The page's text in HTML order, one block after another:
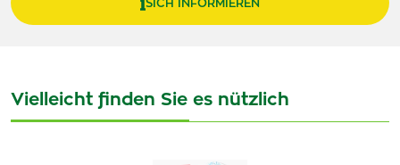
SICH INFORMIEREN
Vielleicht finden Sie es nützlich